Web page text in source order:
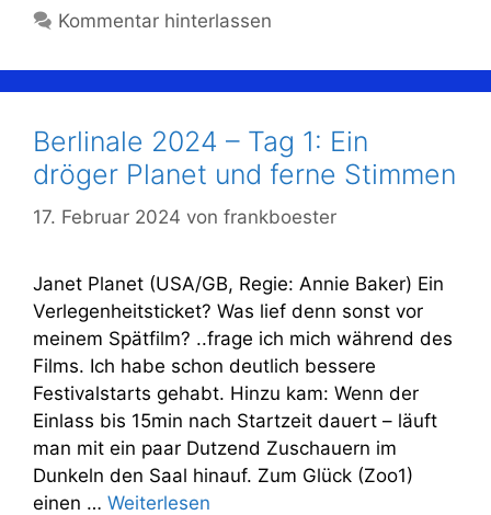
Kommentar hinterlassen
Berlinale 2024 – Tag 1: Ein
dröger Planet und ferne Stimmen
17. Februar 2024 von frankboester
Janet Planet (USA/GB, Regie: Annie Baker) Ein
Verlegenheitsticket? Was lief denn sonst vor
meinem Spätfilm? ..frage ich mich während des
Films. Ich habe schon deutlich bessere
Festivalstarts gehabt. Hinzu kam: Wenn der
Einlass bis 15min nach Startzeit dauert – läuft
man mit ein paar Dutzend Zuschauern im
Dunkeln den Saal hinauf. Zum Glück (Zoo1)
einen … Weiterlesen